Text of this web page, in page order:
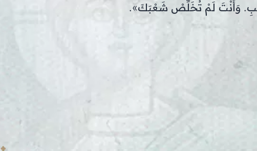
وَأَنْتَ لَمْ تُخَلِّصْ شَعْبَكَ».